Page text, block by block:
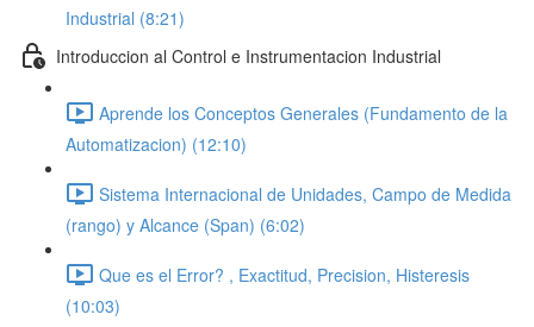
Industrial (8:21)
Introduccion al Control e Instrumentacion Industrial
Aprende los Conceptos Generales (Fundamento de la
Automatizacion) (12:10)
Sistema Internacional de Unidades, Campo de Medida
(rango) y Alcance (Span) (6:02)
Que es el Error? , Exactitud, Precision, Histeresis
(10:03)